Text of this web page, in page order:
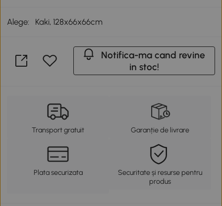
Alege: Kaki, 128x66x66cm
Notifica-ma cand revine
in stoc!
Transport gratuit Garanție de livrare
Plata securizata
Securitate și resurse pentru
produs